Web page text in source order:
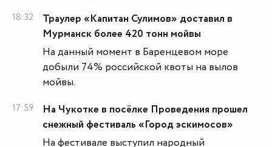
18:32
Траулер «Капитан Сулимов» доставил в
Мурманск более 420 тонн мойвы
На данный момент в Баренцевом море
добыли 74% российской квоты на вылов
мойвы.
17:59
На Чукотке в посёлке Проведения прошел
снежный фестиваль «Город эскимосов»
На фестивале выступил народный